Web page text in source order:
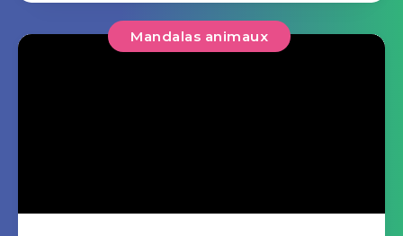
Mandalas animaux